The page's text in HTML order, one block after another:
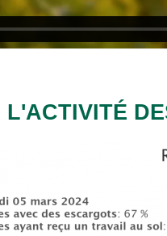
L'ACTIVITÉ